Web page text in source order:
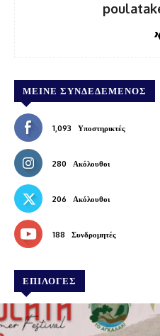
ΜΕΊΝΕ ΣΥΝΔΕΔΕΜΈΝΟΣ
1,093 Υποστηρικτές
280 Ακόλουθοι
206 Ακόλουθοι
188 Συνδρομητές
ΕΠΙΛΟΓΕΣ